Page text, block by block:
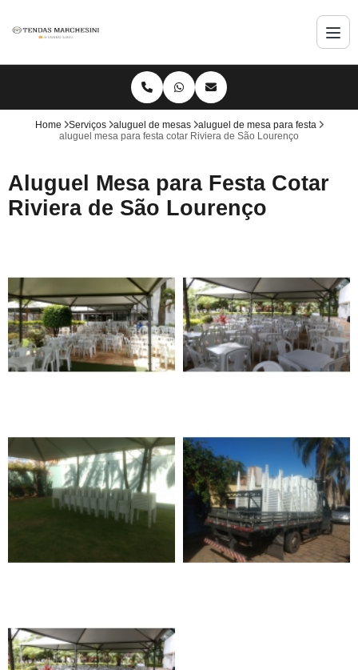
Home Serviços aluguel de mesas
aluguel de mesa para festa
aluguel mesa para festa cotar Riviera de São Lourenço
Aluguel Mesa para Festa Cotar
Riviera de São Lourenço